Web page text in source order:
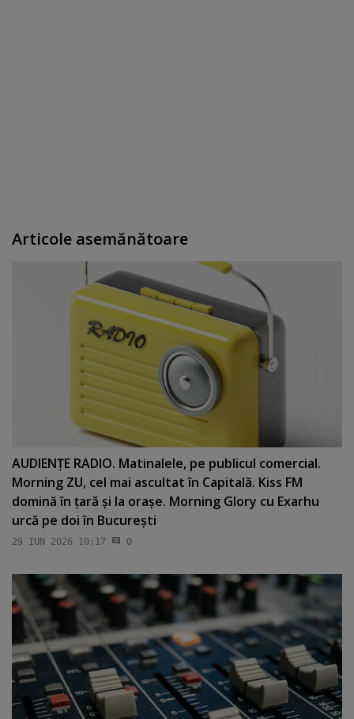
Articole asemănătoare
AUDIENŢE RADIO. Matinalele, pe publicul comercial.
Morning ZU, cel mai ascultat în Capitală. Kiss FM
domină în ţară şi la oraşe. Morning Glory cu Exarhu
urcă pe doi în Bucureşti
29 IUN 2026 10:17 0